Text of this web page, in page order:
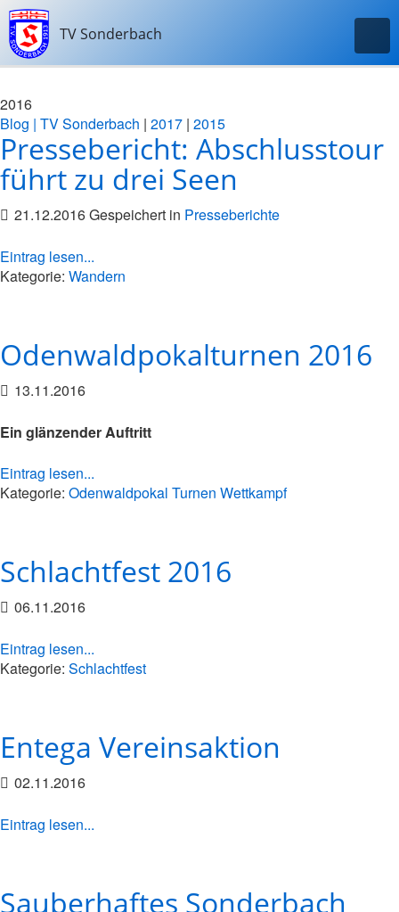
TV Sonderbach
2016
Blog | TV Sonderbach | 2017 | 2015
Pressebericht: Abschlusstour
führt zu drei Seen
21.12.2016 Gespeichert in Presseberichte
Eintrag lesen...
Kategorie: Wandern
Odenwaldpokalturnen 2016
13.11.2016
Ein glänzender Auftritt
Eintrag lesen...
Kategorie: Odenwaldpokal Turnen Wettkampf
Schlachtfest 2016
06.11.2016
Eintrag lesen...
Kategorie: Schlachtfest
Entega Vereinsaktion
02.11.2016
Eintrag lesen...
Sauberhaftes Sonderbach